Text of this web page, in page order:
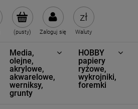
(pusty) Zaloguj się Waluty
Media,
olejne,
akrylowe,
akwarelowe,
werniksy,
grunty
HOBBY
papiery
ryżowe,
wykrojniki,
foremki